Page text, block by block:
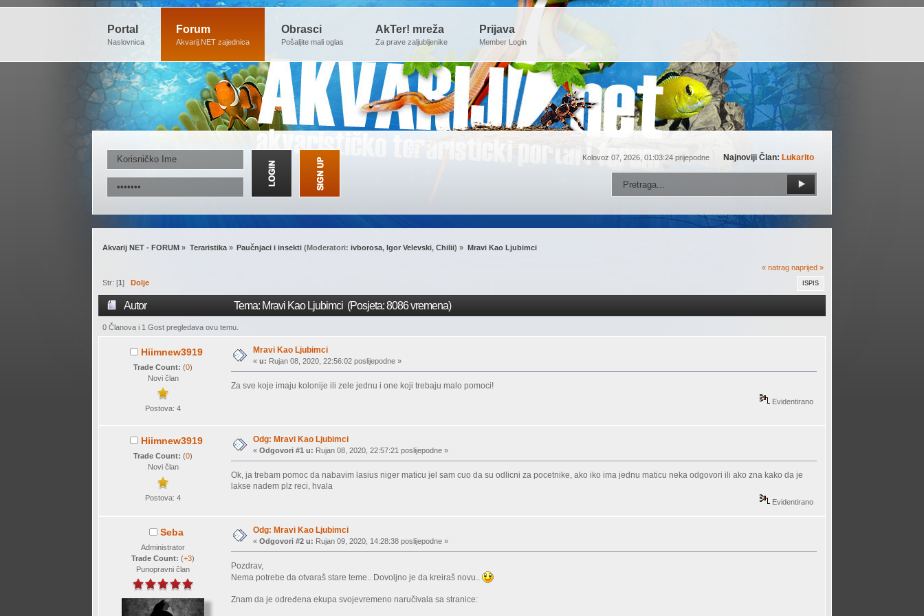
Portal
Naslovnica
Forum
Akvarij.NET zajednica
Obrasci
Pošaljite mali oglas
AkTer! mreža
Za prave zaljubljenike
Prijava
Member Login
Kolovoz 07, 2026, 01:03:24 prijepodne Najnoviji Član: Lukarito
Akvarij NET - FORUM » Teraristika» Paučnjaci i insekti (Moderatori:ivborosa, Igor Velevski,Chilii) » Mravi Kao Ljubimci
« natrag naprijed »
ISPIS
Str: [1] Dolje
Autor Tema: Mravi Kao Ljubimci (Posjeta: 8086 vremena)
0 Članova i 1 Gost pregledava ovu temu.
Hiimnew3919
Trade Count:(0)
Novi član
Postova: 4
Mravi Kao Ljubimci
«u: Rujan 08, 2020, 22:56:02 poslijepodne »
Za sve koje imaju kolonije ili zele jednu i one koji trebaju malo pomoci!
Evidentirano
Hiimnew3919
Trade Count:(0)
Novi član
Postova: 4
Odg: Mravi Kao Ljubimci
«Odgovori #1 u: Rujan 08, 2020, 22:57:21 poslijepodne »
Ok, ja trebam pomoc da nabavim lasius niger maticu jel sam cuo da su odlicni za pocetnike, ako iko ima jednu maticu neka odgovori ili ako zna kako da je
lakse nadem plz reci, hvala
Evidentirano
Seba
Administrator
Trade Count:(+3)
Punopravni član
Odg: Mravi Kao Ljubimci
«Odgovori #2 u: Rujan 09, 2020, 14:28:38 poslijepodne »
Pozdrav,
Nema potrebe da otvaraš stare teme.. Dovoljno je da kreiraš novu..
Znam da je određena ekupa svojevremeno naručivala sa stranice: